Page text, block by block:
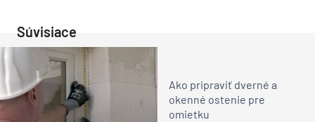
Súvisiace
Ako pripraviť dverné a
okenné ostenie pre
omietku